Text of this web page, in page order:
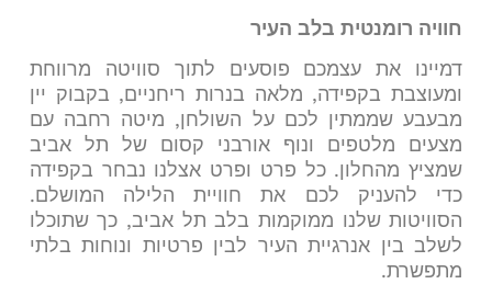
חוויה רומנטית בלב העיר
דמיינו את עצמכם פוסעים לתוך סוויטה מרווחת
ומעוצבת בקפידה, מלאה בנרות ריחניים, בקבוק יין
מבעבע שממתין לכם על השולחן, מיטה רחבה עם
מצעים מלטפים ונוף אורבני קסום של תל אביב
שמציץ מהחלון. כל פרט ופרט אצלנו נבחר בקפידה
כדי להעניק לכם את חוויית הלילה המושלם.
הסוויטות שלנו ממוקמות בלב תל אביב, כך שתוכלו
לשלב בין אנרגיית העיר לבין פרטיות ונוחות בלתי
מתפשרת.